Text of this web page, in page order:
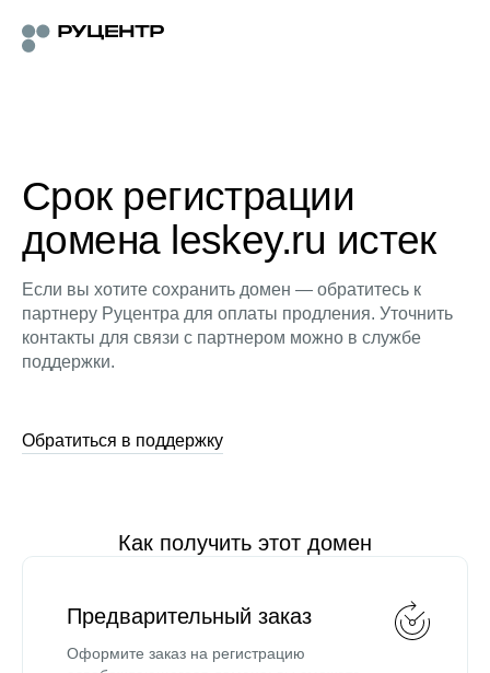
Срок регистрации
домена leskey.ru истек
Если вы хотите сохранить домен — обратитесь к
партнеру Руцентра для оплаты продления. Уточнить
контакты для связи с партнером можно в службе
поддержки.
Обратиться в поддержку
Как получить этот домен
Предварительный заказ
Оформите заказ на регистрацию